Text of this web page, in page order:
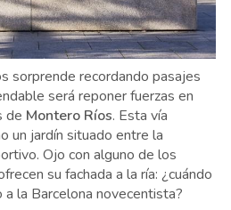
sorprende recordando pasajes
será reponer fuerzas en
de Montero Ríos. Esta vía
un jardín situado entre la
Ojo con alguno de los
su fachada a la ría: ¿cuándo
la Barcelona novecentista?